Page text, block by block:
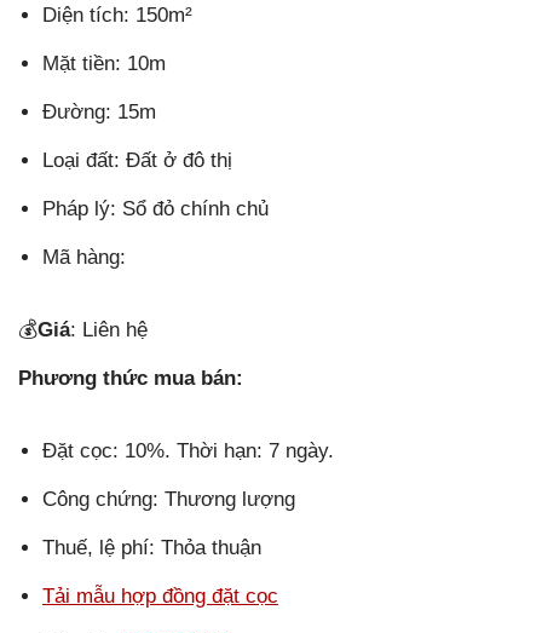
Diện tích: 150m²
Mặt tiền: 10m
Đường: 15m
Loại đất: Đất ở đô thị
Pháp lý: Sổ đỏ chính chủ
Mã hàng:
💰Giá: Liên hệ
Phương thức mua bán:
Đặt cọc: 10%. Thời hạn: 7 ngày.
Công chứng: Thương lượng
Thuế, lệ phí: Thỏa thuận
Tải mẫu hợp đồng đặt cọc